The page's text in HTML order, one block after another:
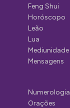
Feng Shui
Horóscopo
Leão
Lua
Mediunidade
Mensagens
Numerologia
Orações